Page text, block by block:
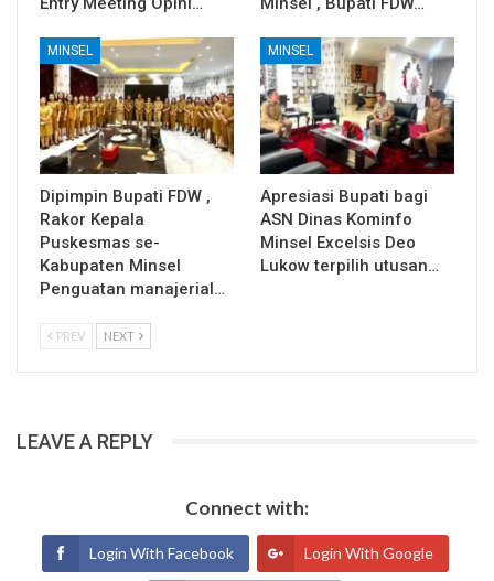
MINSEL
Dipimpin Bupati FDW ,
Rakor Kepala
Puskesmas se-
Kabupaten Minsel
Penguatan manajerial…
MINSEL
Apresiasi Bupati bagi
ASN Dinas Kominfo
Minsel Excelsis Deo
Lukow terpilih utusan…
PREV NEXT
LEAVE A REPLY
Connect with:
Login With Facebook Login With Google